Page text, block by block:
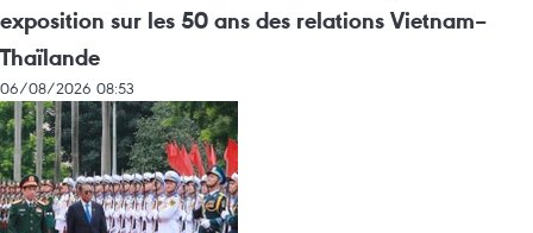
exposition sur les 50 ans des relations Vietnam–
Thaïlande
06/08/2026 08:53